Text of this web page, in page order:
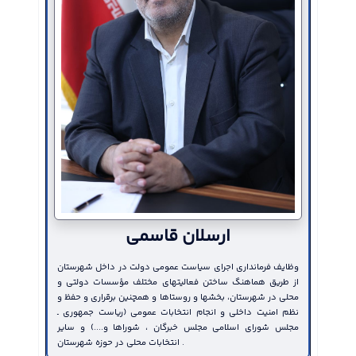
مرکزی و محمدیه تعیین گردید
سومین جلسه هیئت اجرایی
انتخابات شهرستان البرز به ریاست
2833
و برنامه ریزی
روی خانوادگی در
شهر مهرگان برگزارشد
هماهنگی و برنامه ریزی
روی خانوادگی در
2915
مرکزی و محمدیه تعیین گردید
سومین جلسه هیئت اجرایی
انتخابات شهرستان البرز به ریاست
2833
شهرستان البرز در حوزه کتاب باید ارتقا یابد
ارسلان قاسمی
وظایف فرمانداری اجرای سیاست عمومی دولت در داخل شهرستان
از طریق هماهنگ ساختن فعالیتهای مختلف مؤسسات دولتی و
محلی در شهرستان، بخشها و روستاها و همچنین برقراری و حفظ و
نظم امنیت داخلی و انجام انتخابات عمومی (ریاست جمهوری ـ
مجلس شورای اسلامی مجلس خبرگان ، شوراها و....) و سایر
انتخابات محلی در حوزه شهرستان .